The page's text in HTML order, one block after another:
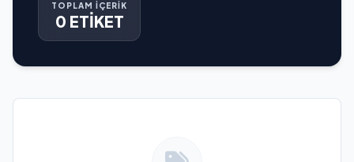
TOPLAM İÇERİK
0 ETİKET